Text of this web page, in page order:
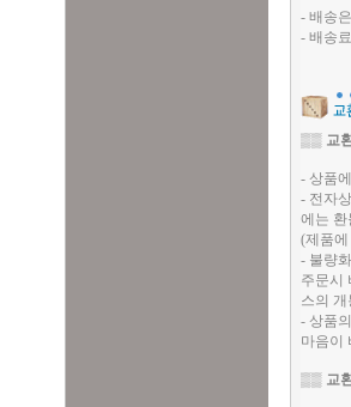
- 배송
- 배송
▒▒ 교
- 상품
- 전자
에는 환
(제품
- 불량
주문시
스의
- 상품
마음이
▒▒ 교